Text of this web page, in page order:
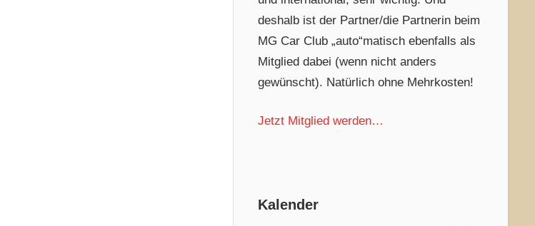
deshalb ist der Partner/die Partnerin beim
MG Car Club „auto“matisch ebenfalls als
Mitglied dabei (wenn nicht anders
gewünscht). Natürlich ohne Mehrkosten!
Jetzt Mitglied werden…
Kalender